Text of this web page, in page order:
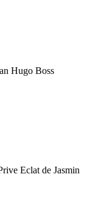
Hugo Boss
Eclat de Jasmin